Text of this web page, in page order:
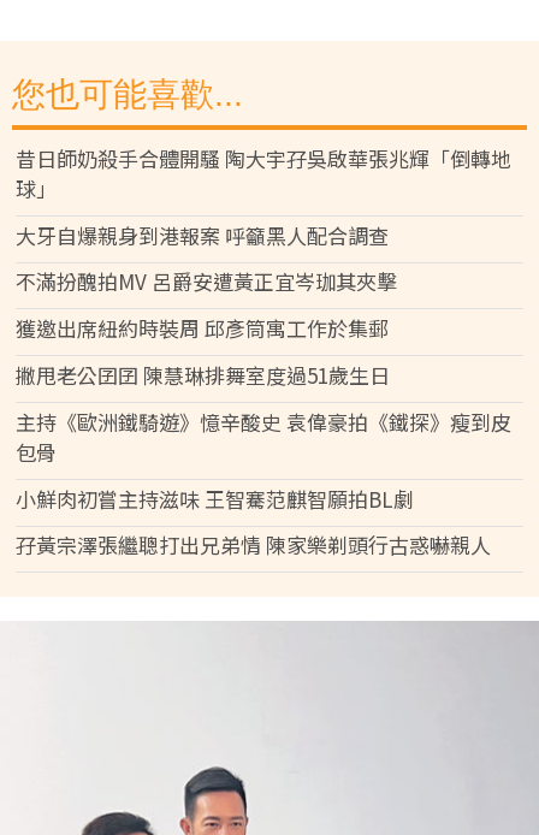
您也可能喜歡...
昔日師奶殺手合體開騷 陶大宇孖吳啟華張兆輝「倒轉地
球」
大牙自爆親身到港報案 呼籲黑人配合調查
不滿扮醜拍MV 呂爵安遭黃正宜岑珈其夾擊
獲邀出席紐約時裝周 邱彥筒寓工作於集郵
撇甩老公囝囝 陳慧琳排舞室度過51歲生日
主持《歐洲鐵騎遊》憶辛酸史 袁偉豪拍《鐵探》瘦到皮
包骨
小鮮肉初嘗主持滋味 王智騫范麒智願拍BL劇
孖黃宗澤張繼聰打出兄弟情 陳家樂剃頭行古惑嚇親人